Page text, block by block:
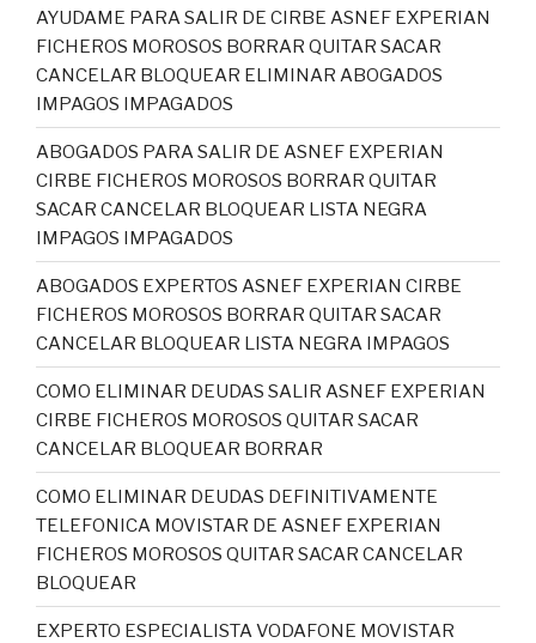
AYUDAME PARA SALIR DE CIRBE ASNEF EXPERIAN
FICHEROS MOROSOS BORRAR QUITAR SACAR
CANCELAR BLOQUEAR ELIMINAR ABOGADOS
IMPAGOS IMPAGADOS
ABOGADOS PARA SALIR DE ASNEF EXPERIAN
CIRBE FICHEROS MOROSOS BORRAR QUITAR
SACAR CANCELAR BLOQUEAR LISTA NEGRA
IMPAGOS IMPAGADOS
ABOGADOS EXPERTOS ASNEF EXPERIAN CIRBE
FICHEROS MOROSOS BORRAR QUITAR SACAR
CANCELAR BLOQUEAR LISTA NEGRA IMPAGOS
COMO ELIMINAR DEUDAS SALIR ASNEF EXPERIAN
CIRBE FICHEROS MOROSOS QUITAR SACAR
CANCELAR BLOQUEAR BORRAR
COMO ELIMINAR DEUDAS DEFINITIVAMENTE
TELEFONICA MOVISTAR DE ASNEF EXPERIAN
FICHEROS MOROSOS QUITAR SACAR CANCELAR
BLOQUEAR
EXPERTO ESPECIALISTA VODAFONE MOVISTAR